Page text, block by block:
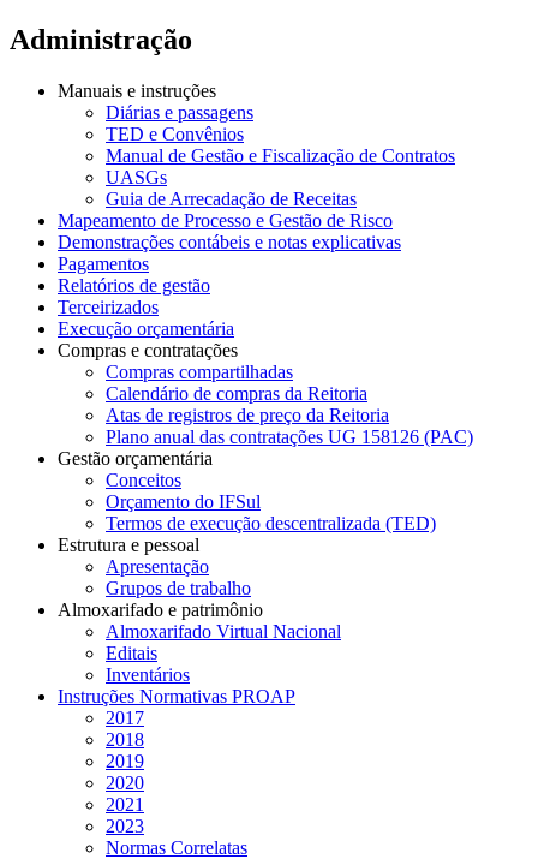
Administração
Manuais e instruções
Diárias e passagens
TED e Convênios
Manual de Gestão e Fiscalização de Contratos
UASGs
Guia de Arrecadação de Receitas
Mapeamento de Processo e Gestão de Risco
Demonstrações contábeis e notas explicativas
Pagamentos
Relatórios de gestão
Terceirizados
Execução orçamentária
Compras e contratações
Compras compartilhadas
Calendário de compras da Reitoria
Atas de registros de preço da Reitoria
Plano anual das contratações UG 158126 (PAC)
Gestão orçamentária
Conceitos
Orçamento do IFSul
Termos de execução descentralizada (TED)
Estrutura e pessoal
Apresentação
Grupos de trabalho
Almoxarifado e patrimônio
Almoxarifado Virtual Nacional
Editais
Inventários
Instruções Normativas PROAP
2017
2018
2019
2020
2021
2023
Normas Correlatas